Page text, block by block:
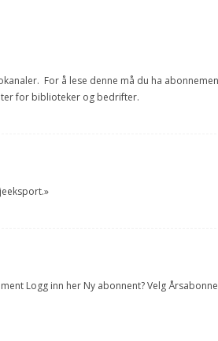
For å lese denne må du ha
for biblioteker og bedrifter.
Logg inn her Ny abonnent? Velg